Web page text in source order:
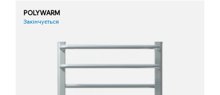
POLYWARM
Закінчується